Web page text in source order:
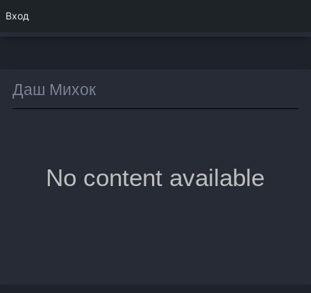
Даш Михок
No content available
Вход